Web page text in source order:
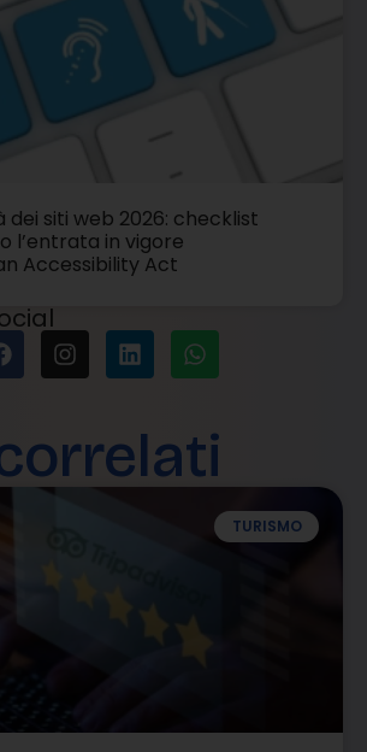
dei siti web 2026: checklist
l’entrata in vigore
Accessibility Act
TURISMO